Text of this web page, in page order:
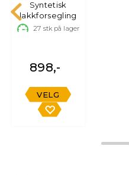
Syntetisk
lakkforsegling
27 stk på lager
898,-
VELG